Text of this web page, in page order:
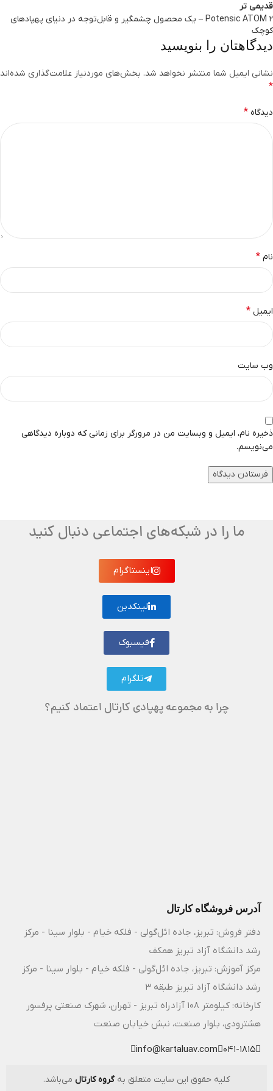
قدیمی تر
Potensic ATOM 2 – یک محصول چشمگیر و قابل‌توجه در دنیای پهپادهای
کوچک
دیدگاهتان را بنویسید
نشانی ایمیل شما منتشر نخواهد شد. بخش‌های موردنیاز علامت‌گذاری شده‌اند
*
دیدگاه *
نام *
ایمیل *
وب‌ سایت
ذخیره نام، ایمیل و وبسایت من در مرورگر برای زمانی که دوباره دیدگاهی
می‌نویسم.
ما را در شبکه‌های اجتماعی دنبال کنید
اینستاگرام
لینکدین
فیسبوک
تلگرام
چرا به مجموعه پهپادی کارتال اعتماد کنیم؟
آدرس فروشگاه کارتال
دفتر فروش: تبریز، جاده ائل‌گولی - فلکه خیام - بلوار سینا - مرکز
رشد دانشگاه آزاد تبریز همکف
مرکز آموزش: تبریز، جاده ائل‌گولی - فلکه خیام - بلوار سینا - مرکز
رشد دانشگاه آزاد تبریز طبقه 3
کارخانه: کیلومتر ۱۰۸ آزادراه تبریز - تهران، شهرک صنعتی پرفسور
هشترودی، بلوار صنعت، نبش خیابان صنعت
041-1815
info@kartaluav.com
کلیه حقوق این سایت متعلق بهگروه کارتال می‌باشد.